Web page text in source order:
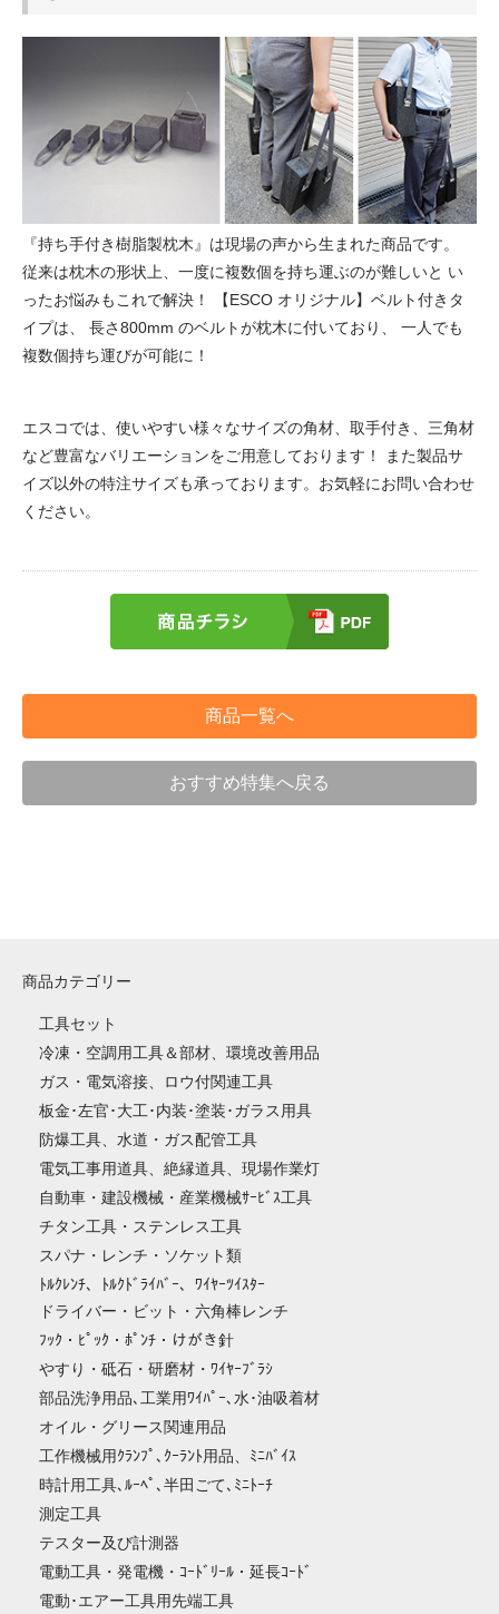
『持ち手付き樹脂製枕木』は現場の声から生まれた商品です。
従来は枕木の形状上、一度に複数個を持ち運ぶのが難しいと い
ったお悩みもこれで解決！
【ESCO オリジナル】ベルト付きタ
イプは、
長さ800mm のベルトが枕木に付いており、
一人でも
複数個持ち運びが可能に！
エスコでは、使いやすい様々なサイズの角材、取手付き、三角材
など豊富なバリエーションをご用意しております！
また製品サ
イズ以外の特注サイズも承っております。お気軽にお問い合わせ
ください。
おすすめ特集へ戻る
商品一覧へ
商品カテゴリー
工具セット
冷凍・空調用工具＆部材、環境改善用品
ガス・電気溶接、ロウ付関連工具
板金･左官･大工･内装･塗装･ガラス用具
防爆工具、水道・ガス配管工具
電気工事用道具、絶縁道具、現場作業灯
自動車・建設機械・産業機械ｻｰﾋﾞｽ工具
チタン工具・ステンレス工具
スパナ・レンチ・ソケット類
ﾄﾙｸﾚﾝﾁ、ﾄﾙｸﾄﾞﾗｲﾊﾞｰ、ﾜｲﾔｰﾂｲｽﾀｰ
ドライバー・ビット・六角棒レンチ
ﾌｯｸ・ﾋﾟｯｸ・ﾎﾟﾝﾁ・けがき針
やすり・砥石・研磨材・ﾜｲﾔｰﾌﾞﾗｼ
部品洗浄用品､工業用ﾜｲﾊﾟｰ､水･油吸着材
オイル・グリース関連用品
工作機械用ｸﾗﾝﾌﾟ､ｸｰﾗﾝﾄ用品、ﾐﾆﾊﾞｲｽ
時計用工具､ﾙｰﾍﾟ､半田ごて､ﾐﾆﾄｰﾁ
測定工具
テスター及び計測器
電動工具・発電機・ｺｰﾄﾞﾘｰﾙ・延長ｺｰﾄﾞ
電動･エアー工具用先端工具